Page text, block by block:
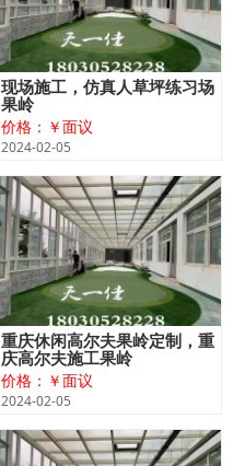
现场施工，仿真人草坪练习场
果岭
价格：￥面议
2024-02-05
重庆休闲高尔夫果岭定制，重
庆高尔夫施工果岭
价格：￥面议
2024-02-05